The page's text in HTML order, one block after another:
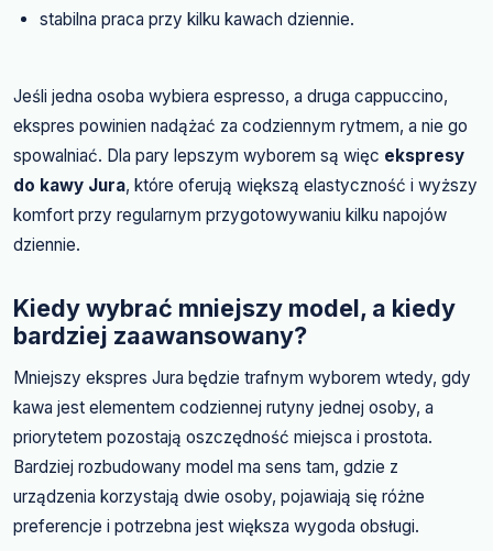
stabilna praca przy kilku kawach dziennie.
Jeśli jedna osoba wybiera espresso, a druga cappuccino,
ekspres powinien nadążać za codziennym rytmem, a nie go
spowalniać. Dla pary lepszym wyborem są więc ekspresy
do kawy Jura, które oferują większą elastyczność i wyższy
komfort przy regularnym przygotowywaniu kilku napojów
dziennie.
Kiedy wybrać mniejszy model, a kiedy
bardziej zaawansowany?
Mniejszy ekspres Jura będzie trafnym wyborem wtedy, gdy
kawa jest elementem codziennej rutyny jednej osoby, a
priorytetem pozostają oszczędność miejsca i prostota.
Bardziej rozbudowany model ma sens tam, gdzie z
urządzenia korzystają dwie osoby, pojawiają się różne
preferencje i potrzebna jest większa wygoda obsługi.